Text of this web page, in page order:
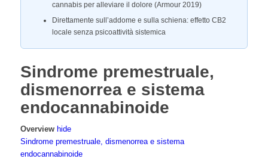
cannabis per alleviare il dolore (Armour 2019)
Direttamente sull’addome e sulla schiena: effetto CB2
locale senza psicoattività sistemica
Sindrome premestruale,
dismenorrea e sistema
endocannabinoide
Overview hide
Sindrome premestruale, dismenorrea e sistema
endocannabinoide